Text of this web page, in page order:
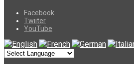
Facebook
Twiiter
YouTube